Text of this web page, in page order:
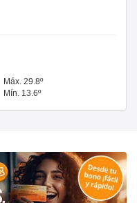
Máx. 29.8º
Mín. 13.6º